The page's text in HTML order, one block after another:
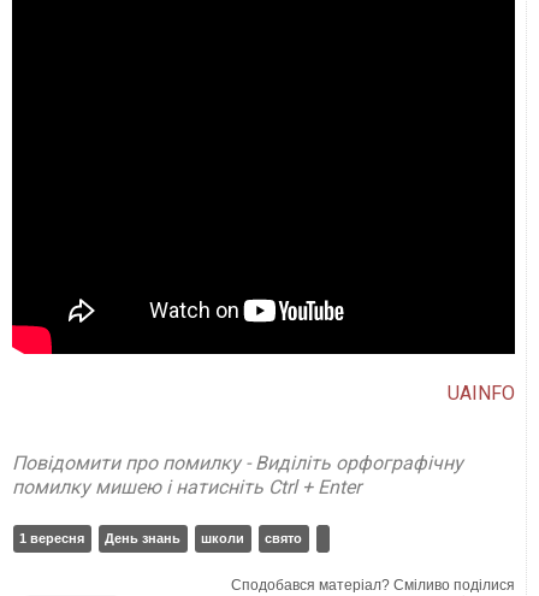
UAINFO
Повідомити про помилку - Виділіть орфографічну
помилку мишею і натисніть Ctrl + Enter
1 вересня День знань школи свято
Сподобався матеріал? Сміливо поділися